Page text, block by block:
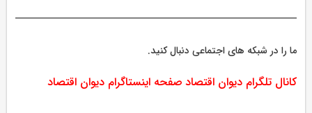
ما را در شبکه های اجتماعی دنبال کنید.
کانال تلگرام دیوان اقتصاد صفحه اینستاگرام دیوان اقتصاد